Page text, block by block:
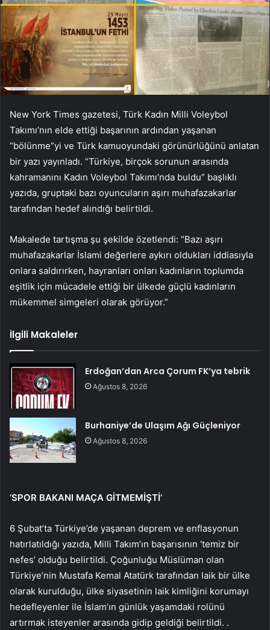
New York Times gazetesi, Türk Kadın Milli Voleybol
Takımı’nın elde ettiği başarının ardından yaşanan
“bölünme”yi ve Türk kamuoyundaki görünürlüğünü anlatan
bir yazı yayınladı. “Türkiye, birçok sorunun arasında
kahramanını Kadın Voleybol Takımı’nda buldu” başlıklı
yazıda, gruptaki bazı oyuncuların aşırı muhafazakarlar
tarafından hedef alındığı belirtildi.
Makalede tartışma şu şekilde özetlendi: “Bazı aşırı
muhafazakarlar İslami değerlere aykırı oldukları iddiasıyla
onlara saldırırken, hayranları onları kadınların toplumda
eşitlik için mücadele ettiği bir ülkede güçlü kadınların
mükemmel simgeleri olarak görüyor.”
İlgili Makaleler
Erdoğan’dan Arca Çorum FK’ya tebrik
Ağustos 8, 2026
Burhaniye’de Ulaşım Ağı Güçleniyor
Ağustos 8, 2026
‘SPOR BAKANI MAÇA GİTMEMİŞTİ’
6 Şubat’ta Türkiye’de yaşanan deprem ve enflasyonun
hatırlatıldığı yazıda, Milli Takım’ın başarısının ‘temiz bir
nefes’ olduğu belirtildi. Çoğunluğu Müslüman olan
Türkiye’nin Mustafa Kemal Atatürk tarafından laik bir ülke
olarak kurulduğu, ülke siyasetinin laik kimliğini korumayı
hedefleyenler ile İslam’ın günlük yaşamdaki rolünü
artırmak isteyenler arasında gidip geldiği belirtildi. .